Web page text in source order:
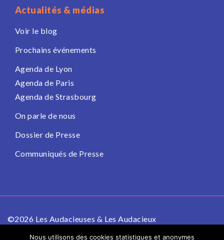
Actualités & médias
Voir le blog
Prochains événements
Agenda de Lyon
Agenda de Paris
Agenda de Strasbourg
On parle de nous
Dossier de Presse
Communiqués de Presse
©2026 Les Audacieuses & Les Audacieux
Politique de confidentialité
Mentions légales
Nous utilisons des cookies statistiques et anonymes